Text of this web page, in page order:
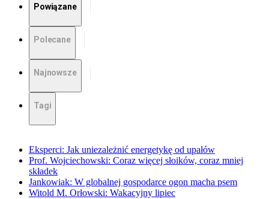
Powiązane
Polecane
Najnowsze
Tagi
Eksperci: Jak uniezależnić energetykę od upałów
Prof. Wojciechowski: Coraz więcej słoików, coraz mniej
składek
Jankowiak: W globalnej gospodarce ogon macha psem
Witold M. Orłowski: Wakacyjny lipiec